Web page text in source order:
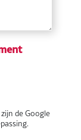
de Google